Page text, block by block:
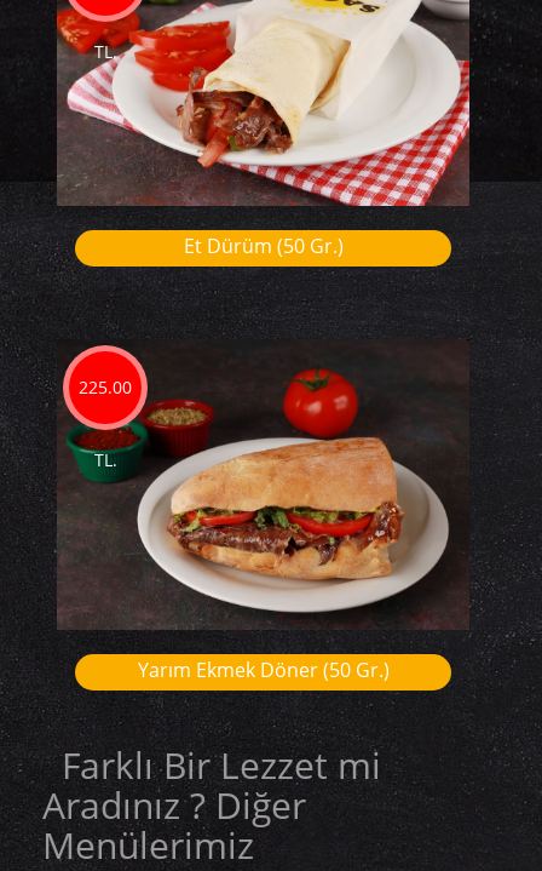
TL.
Et Dürüm (50 Gr.)
225.00
TL.
Yarım Ekmek Döner (50 Gr.)
Farklı Bir Lezzet mi
Aradınız ? Diğer
Menülerimiz